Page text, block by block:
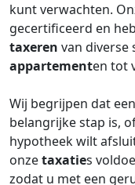
kunt verwachten.
gecertificeerd en
taxeren van diverse
appartementen tot
Wij begrijpen dat een
belangrijke stap is,
hypotheek wilt
onzetaxaties
zodat u met een